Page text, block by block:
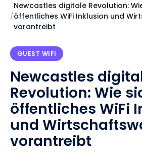
/
Newcastles digitale Revolution:
öffentliches WiFi Inklusion und
vorantreibt
GUEST WIFI
Newcastles
Revolution: Wie
öffentliches WiFi
und
vorantreibt